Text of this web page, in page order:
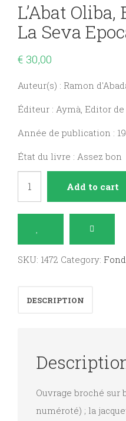
L’Abat
La Seva
€ 30,00
Auteur(s) : Ramon
Éditeur : Aymà, Editor
Année de publication :
État du livre : Assez bon
Bisbe
Seva
Add to cart
SKU: 1472 Category:
DESCRIPTION
Ouvrage broché sur
numéroté) ; la